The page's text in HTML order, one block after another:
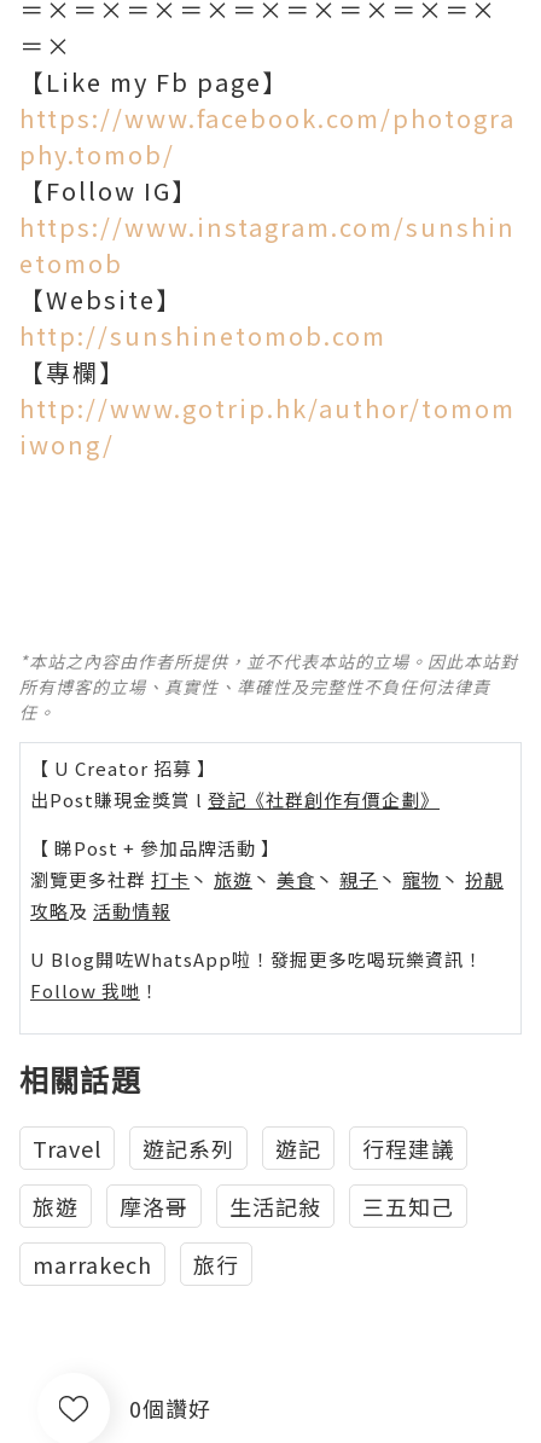
＝×＝×＝×＝×＝×＝×＝×＝×＝×
＝×
【Like my Fb page】
https://www.facebook.com/photogra
phy.tomob/
【Follow IG】
https://www.instagram.com/sunshin
etomob
【Website】
http://sunshinetomob.com
【專欄】
http://www.gotrip.hk/author/tomom
iwong/
*本站之內容由作者所提供，並不代表本站的立場。因此本站對
所有博客的立場、真實性、準確性及完整性不負任何法律責
任。
【 U Creator 招募 】
出Post賺現金獎賞 l 登記《社群創作有價企劃》
【 睇Post + 參加品牌活動 】
瀏覽更多社群 打卡 丶 旅遊 丶 美食 丶 親子 丶 寵物 丶 扮靚
攻略及 活動情報
U Blog開咗WhatsApp啦！發掘更多吃喝玩樂資訊！
Follow 我哋 ！
相關話題
Travel 遊記系列 遊記
行程建議
旅遊
摩洛哥 生活記敍
三五知己
marrakech
旅行
0個讚好